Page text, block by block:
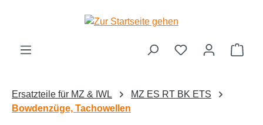
Zum Hauptinhalt springen
Ersatzteile für MZ & IWL
MZ ES RT BK ETS
Bowdenzüge, Tachowellen